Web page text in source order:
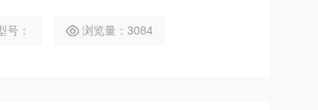
等行业对产品进行耐温、耐湿之环境可靠性
号： 浏览量：3084